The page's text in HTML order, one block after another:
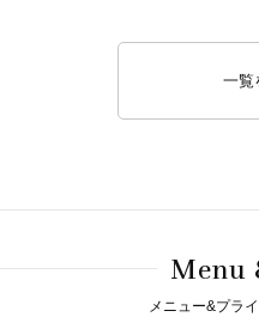
一覧
Menu
メニュー&プラ